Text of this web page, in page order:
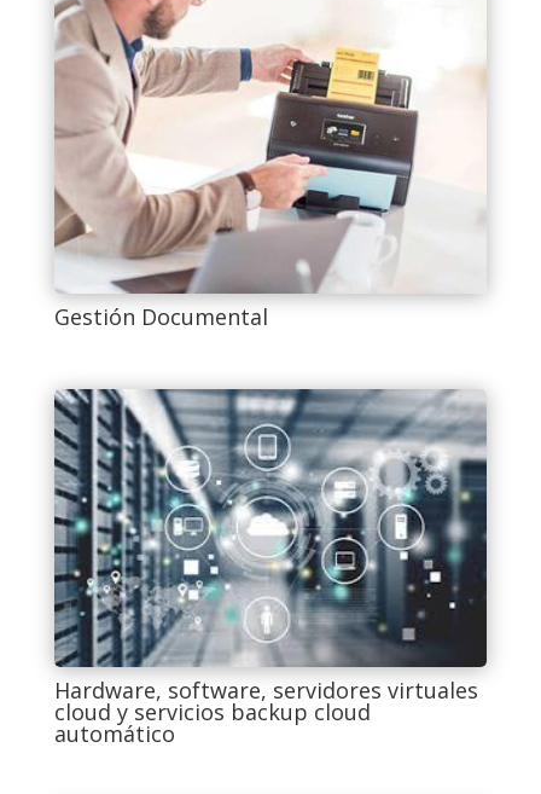
Gestión Documental
Hardware, software, servidores virtuales
cloud y servicios backup cloud
automático